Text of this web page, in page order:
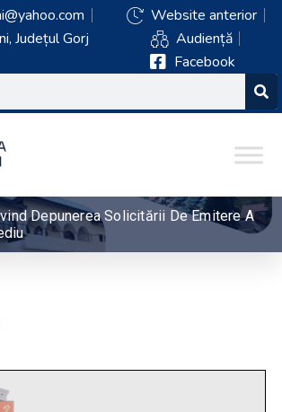
Județul Gorj
Website anterior
Audiență
Facebook
Depunerea Solicitării De Emitere A